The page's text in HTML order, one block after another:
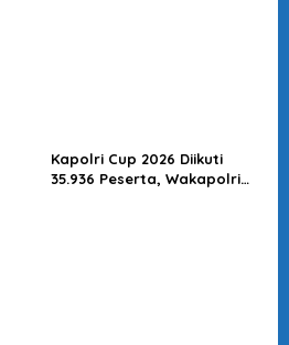
Kapolri Cup 2026 Diikuti
35.936 Peserta, Wakapolri